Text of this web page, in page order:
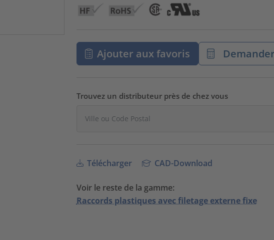
Ajouter aux favoris
Trouvez un distributeur près de chez vous
Télécharger CAD-Download
Voir le reste de la gamme:
Raccords plastiques avec filetage externe fixe